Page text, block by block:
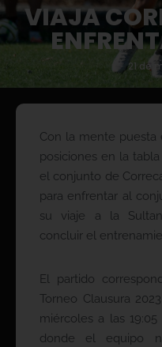
VIAJA
21 de
Con la mente puesta
posiciones en la
el conjunto de
para enfrentar al
su viaje a la
concluir el
El partido
Torneo Clausura
miércoles a las 19:05
donde el equipo